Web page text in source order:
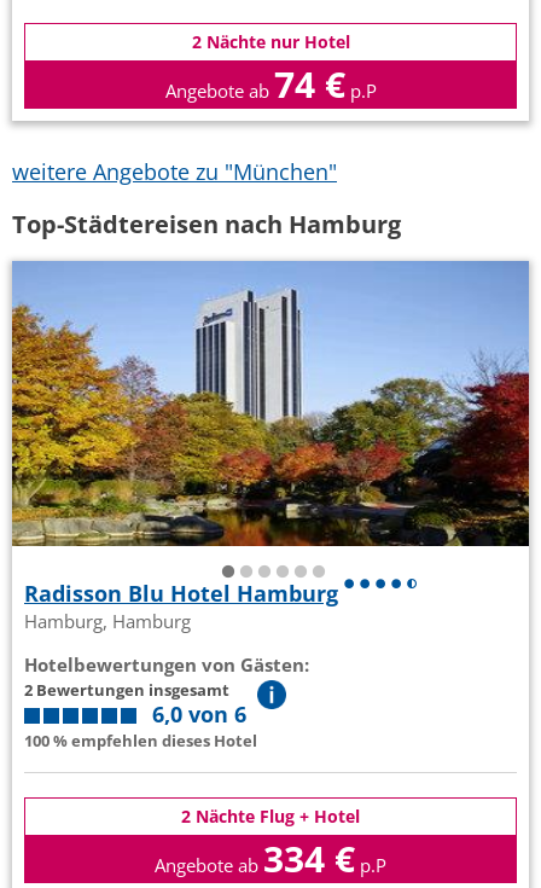
2 Nächte nur Hotel
Angebote ab 74 € p.P
weitere Angebote zu "München"
Top-Städtereisen nach Hamburg
Radisson Blu Hotel Hamburg
Hamburg, Hamburg
Hotelbewertungen von Gästen:
2 Bewertungen insgesamt
6,0 von 6
100 % empfehlen dieses Hotel
2 Nächte Flug + Hotel
Angebote ab 334 € p.P